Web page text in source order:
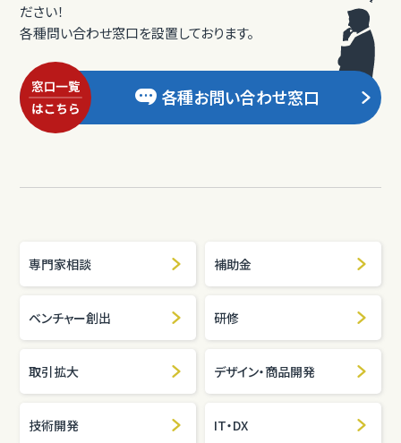
ださい！
各種問い合わせ窓口を設置しております。
各種お問い合わせ窓口
専門家相談 補助金
ベンチャー創出 研修
取引拡大 デザイン・商品開発
技術開発 IT・DX